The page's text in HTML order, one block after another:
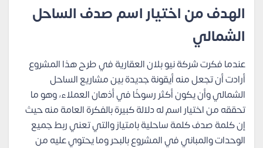
الهدف من اختيار اسم صدف الساحل
الشمالي
عندما فكرت شركة نيو بلان العقارية في طرح هذا المشروع
أرادت أن تجعل منه أيقونة جديدة بين مشاريع الساحل
الشمالي وأن يكون أكثر رسوخًا في أذهان العملاء، وهو ما
تحققه من اختيار اسم له دلالة كبيرة بالفكرة العامة منه حيث
إن كلمة صدف كلمة ساحلية بامتياز والتي تعني ربط جميع
الوحدات والمباني في المشروع بالبحر وما يحتوي عليه من